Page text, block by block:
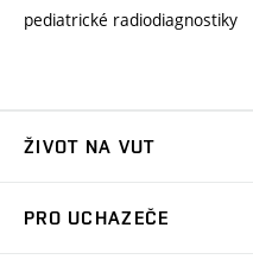
pediatrické radiodiagnostiky
ŽIVOT NA VUT
PRO UCHAZEČE